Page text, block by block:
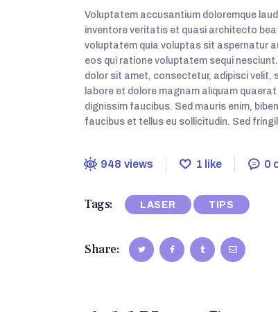
Voluptatem accusantium doloremque
inventore veritatis et quasi architecto
voluptatem quia voluptas sit aspernatur
eos qui ratione voluptatem sequi
dolor sit amet, consectetur, adipisci velit,
labore et dolore magnam aliquam
dignissim faucibus. Sed mauris enim,
faucibus et tellus eu sollicitudin. Sed
948 views 1 like 0
Tags: LASER TIPS
Share: